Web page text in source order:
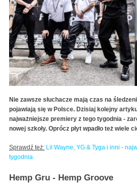
Nie zawsze słuchacze mają czas na
pojawiają się w Polsce. Dzisiaj kolejny
najważniejsze premiery z tego tygodnia -
nowej szkoły. Oprócz płyt wpadło też wiele
Sprawdź też: Lil Wayne, YG & Tyga i inni -
tygodnia
Hemp Gru - Hemp Groove